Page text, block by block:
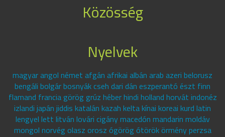
Közösség
Nyelvek
magyar angol német afgán afrikai albán arab azeri belorusz
bengáli bolgár bosnyák cseh dari dán eszperantó észt finn
flamand francia görög grúz héber hindi holland horvát indonéz
izlandi japán jiddis katalán kazah kelta kínai koreai kurd latin
lengyel lett litván lovári cigány macedón mandarin moldáv
mongol norvég olasz orosz ógörög ótörök örmény perzsa